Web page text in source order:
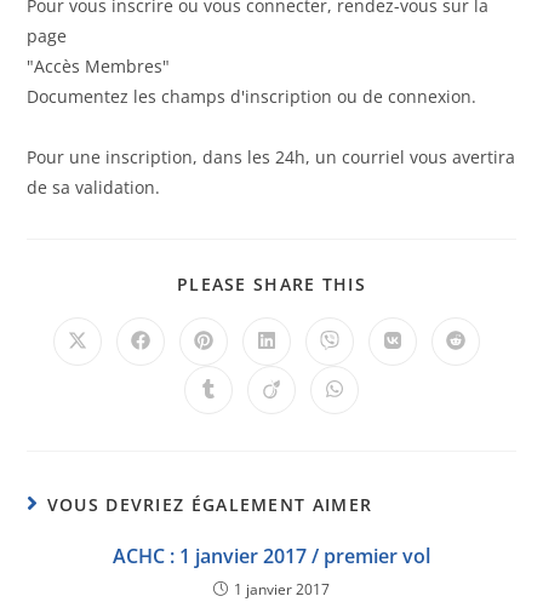
Pour vous inscrire ou vous connecter, rendez-vous sur la
page
"Accès Membres"
Documentez les champs d'inscription ou de connexion.
Pour une inscription, dans les 24h, un courriel vous avertira
de sa validation.
PLEASE SHARE THIS
VOUS DEVRIEZ ÉGALEMENT AIMER
ACHC : 1 janvier 2017 / premier vol
1 janvier 2017